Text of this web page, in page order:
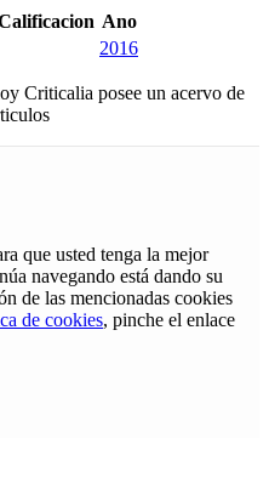
Ano
2016
Criticalia posee un acervo de
que usted tenga la mejor
navegando está dando su
de las mencionadas cookies
de cookies, pinche el enlace